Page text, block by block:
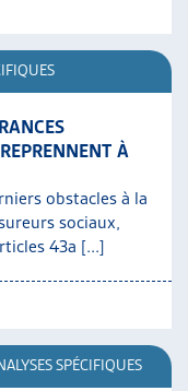
À
obstacles à la
sociaux,
43a [...]
SPÉCIFIQUES